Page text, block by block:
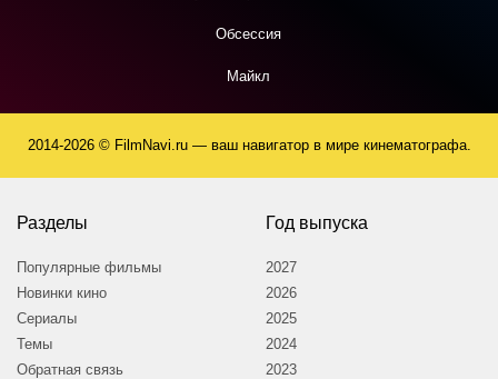
Обсессия
Майкл
2014-2026 © FilmNavi.ru — ваш навигатор в мире кинематографа.
Разделы
Популярные фильмы
Новинки кино
Сериалы
Темы
Обратная связь
Год выпуска
2027
2026
2025
2024
2023